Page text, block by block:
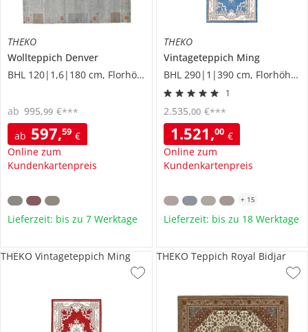
THEKO
Wollteppich Denver
BHL 120|1,6|180 cm, Florhöhe 1,3 cm
ab 597,59 €
Online zum
Kundenkartenpreis
ab 995,99 €***
Lieferzeit: bis zu 7 Werktage
THEKO
Vintageteppich Ming
BHL 290|1|390 cm, Florhöhe 1 cm
1
1.521,00 €
Online zum
Kundenkartenpreis
2.535,00 €***
+ 15
Lieferzeit: bis zu 18 Werktage
THEKO Vintageteppich Ming THEKO Teppich Royal Bidjar